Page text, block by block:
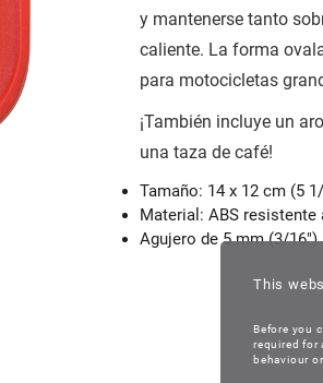
y mantenerse tanto
caliente. La forma
para motocicletas
¡También incluye un
una taza de café!
Tamaño: 14 x 12 cm (5
Material: ABS resistente
Agujero de 5 mm (3/
This
Before you
required for
behaviour